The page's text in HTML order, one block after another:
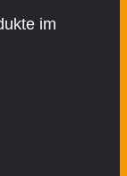
im